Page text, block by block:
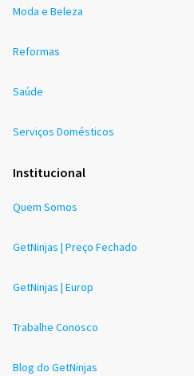
Moda e Beleza
Reformas
Saúde
Serviços Domésticos
Institucional
Quem Somos
GetNinjas | Preço Fechado
GetNinjas | Europ
Trabalhe Conosco
Blog do GetNinjas